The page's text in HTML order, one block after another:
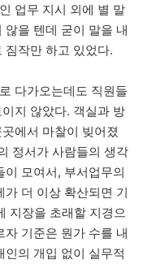
업무 지시 외에 별 말
을 텐데 굳이 말을 내
짐작만 하고 있었다.
다가오는데도 직원들
지 않았다. 객실과 방
에서 마찰이 빚어졌
정서가 사람들의 생각
모여서, 부서업무의
더 이상 확산되면 기
지장을 초래할 지경으
기준은 뭔가 수를 내
의 개입 없이 실무적